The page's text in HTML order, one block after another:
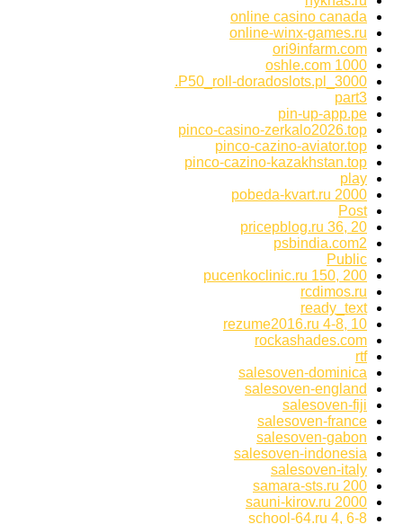
online casino canada
online-winx-games.ru
ori9infarm.com
oshle.com 1000
P50_roll-doradoslots.pl_3000.
part3
pin-up-app.pe
pinco-casino-zerkalo2026.top
pinco-cazino-aviator.top
pinco-cazino-kazakhstan.top
play
pobeda-kvart.ru 2000
Post
pricepblog.ru 36, 20
psbindia.com2
Public
pucenkoclinic.ru 150, 200
rcdimos.ru
ready_text
rezume2016.ru 4-8, 10
rockashades.com
rtf
salesoven-dominica
salesoven-england
salesoven-fiji
salesoven-france
salesoven-gabon
salesoven-indonesia
salesoven-italy
samara-sts.ru 200
sauni-kirov.ru 2000
school-64.ru 4, 6-8